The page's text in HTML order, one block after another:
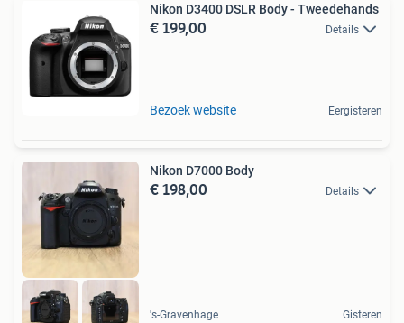
Nikon D3400 DSLR Body - Tweedehands
€ 199,00 Details
Bezoek website Eergisteren
Nikon D7000 Body
€ 198,00 Details
's-Gravenhage Gisteren